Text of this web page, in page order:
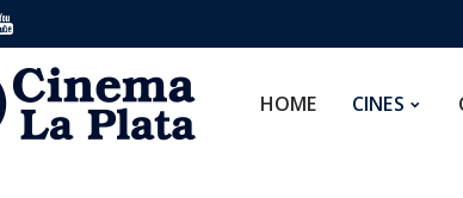
HOME CINES